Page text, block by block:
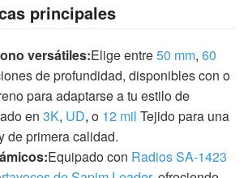
principales
versátiles:Elige entre50 mm, 60
de profundidad, disponibles con o
para adaptarse a tu estilo de
en 3K, UD, o 12 mil Tejido para una
de primera calidad.
Equipado con Radios SA-1423